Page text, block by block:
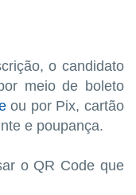
o candidato
meio de boleto
ou por Pix, cartão
e poupança.
o QR Code que